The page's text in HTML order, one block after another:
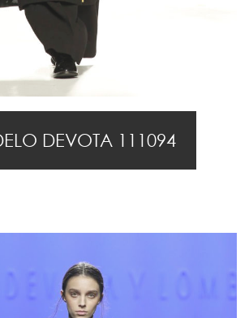
DEVOTA 111094